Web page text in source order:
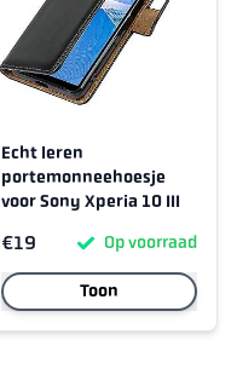
Echt leren
portemonneehoesje
voor Sony Xperia 10 III
€19 Op voorraad
Toon